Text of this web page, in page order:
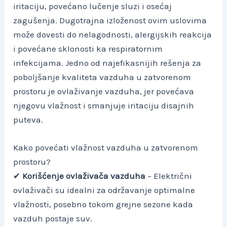
iritaciju, povećano lučenje sluzi i osećaj
zagušenja. Dugotrajna izloženost ovim uslovima
može dovesti do nelagodnosti, alergijskih reakcija
i povećane sklonosti ka respiratornim
infekcijama. Jedno od najefikasnijih rešenja za
poboljšanje kvaliteta vazduha u zatvorenom
prostoru je ovlaživanje vazduha, jer povećava
njegovu vlažnost i smanjuje iritaciju disajnih
puteva.
Kako povećati vlažnost vazduha u zatvorenom
prostoru?
✔ Korišćenje ovlaživača vazduha – Električni
ovlaživači su idealni za održavanje optimalne
vlažnosti, posebno tokom grejne sezone kada
vazduh postaje suv.